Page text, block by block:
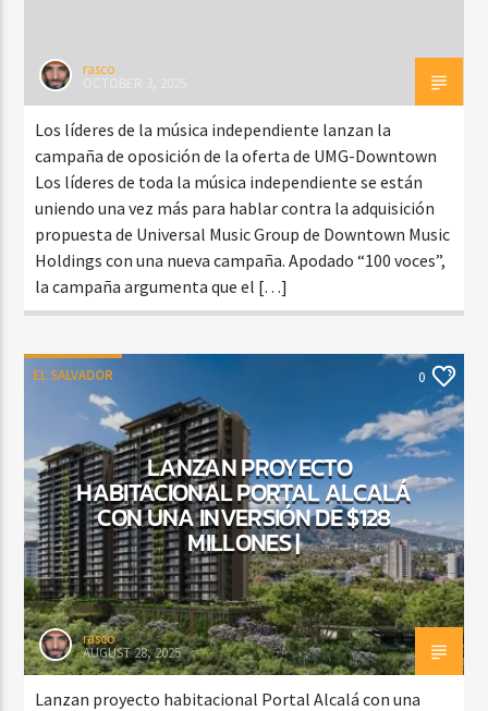
rasco
Los líderes de la música independiente lanzan la
campaña de oposición de la oferta de UMG-Downtown
Los líderes de toda la música independiente se están
uniendo una vez más para hablar contra la adquisición
propuesta de Universal Music Group de Downtown Music
Holdings con una nueva campaña. Apodado “100 voces”,
la campaña argumenta que el […]
EL SALVADOR 0
LANZAN PROYECTO
HABITACIONAL PORTAL ALCALÁ
CON UNA INVERSIÓN DE $128
MILLONES |
rasco
AUGUST 28, 2025
Lanzan proyecto habitacional Portal Alcalá con una